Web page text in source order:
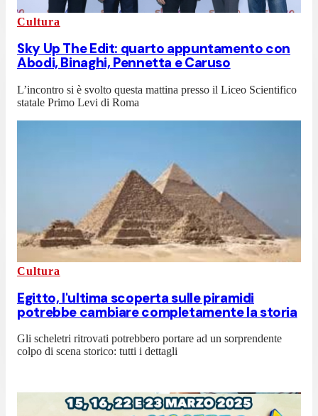
Cultura
Sky Up The Edit: quarto appuntamento con
Abodi, Binaghi, Pennetta e Caruso
L’incontro si è svolto questa mattina presso il Liceo Scientifico
statale Primo Levi di Roma
Cultura
Egitto, l'ultima scoperta sulle piramidi
potrebbe cambiare completamente la storia
Gli scheletri ritrovati potrebbero portare ad un sorprendente
colpo di scena storico: tutti i dettagli